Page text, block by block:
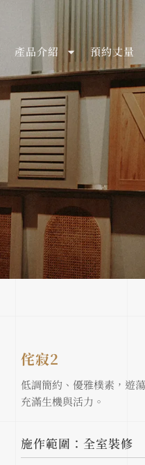
產品介紹 預約丈量
侘寂2
低調簡約、優雅樸素，遊
充滿生機與活力。
施作範圍：全室裝修